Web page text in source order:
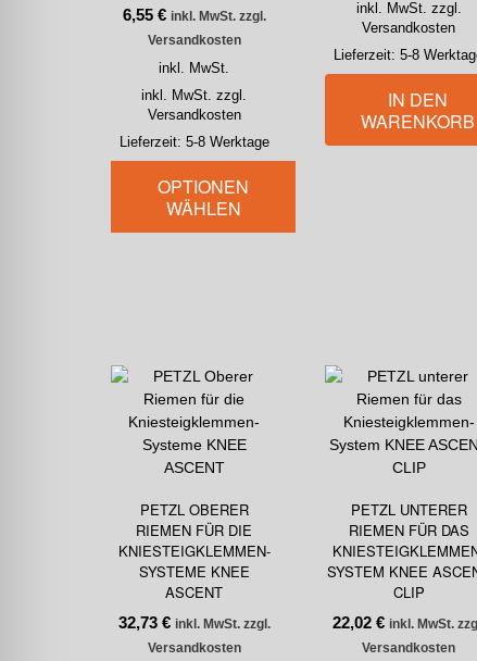
6,55 € inkl. MwSt. zzgl.
Versandkosten
inkl. MwSt.
inkl. MwSt. zzgl.
Versandkosten
Lieferzeit: 5-8 Werktage
OPTIONEN
WÄHLEN
inkl. MwSt. zzgl.
Versandkosten
Lieferzeit:5-8
IN DEN
WARENKORB
PETZL OBERER
RIEMEN FÜR DIE
KNIESTEIGKLEMMEN-
SYSTEME KNEE
ASCENT
32,73 € inkl. MwSt. zzgl.
Versandkosten
PETZL UNTERER
RIEMEN FÜR DAS
SYSTEM KNEE
CLIP
22,02€ inkl. MwSt.
Versandkosten